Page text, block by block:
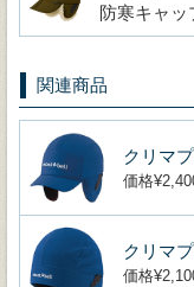
防寒キャッ
関連商品
クリマ
価格
クリマ
価格